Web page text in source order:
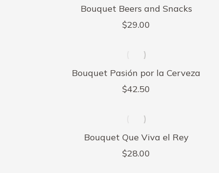
Bouquet Beers and Snacks
$29.00
Bouquet Pasión por la Cerveza
$42.50
Bouquet Que Viva el Rey
$28.00